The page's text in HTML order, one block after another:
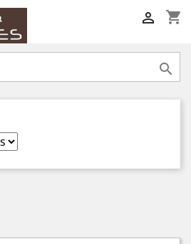
shopping_cart

